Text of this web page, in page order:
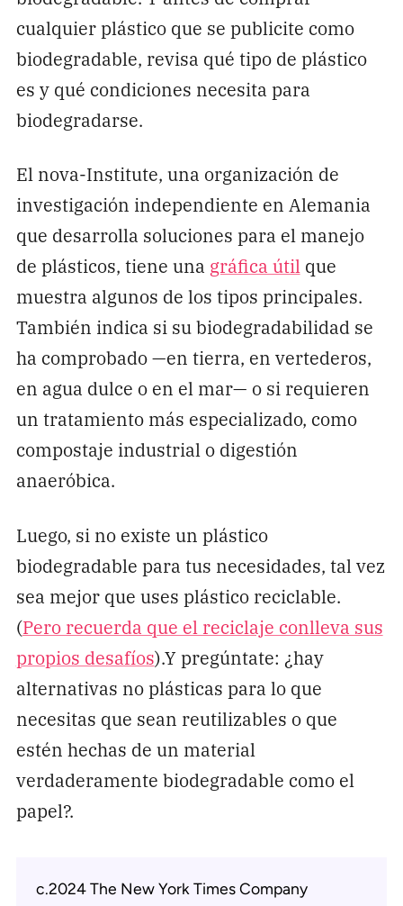
cualquier plástico que se publicite como
biodegradable, revisa qué tipo de plástico
es y qué condiciones necesita para
biodegradarse.
El nova-Institute, una organización de
investigación independiente en Alemania
que desarrolla soluciones para el manejo
de plásticos, tiene una gráfica útilque
muestra algunos de los tipos principales.
También indica si su biodegradabilidad se
ha comprobado —en tierra, en vertederos,
en agua dulce o en el mar— o si requieren
un tratamiento más especializado, como
compostaje industrial o digestión
anaeróbica.
Luego, si no existe un plástico
biodegradable para tus necesidades, tal vez
sea mejor que uses plástico reciclable.
(Pero recuerda que el reciclaje conlleva sus
propios desafíos).Y pregúntate: ¿hay
alternativas no plásticas para lo que
necesitas que sean reutilizables o que
estén hechas de un material
verdaderamente biodegradable como el
papel?.
c.2024 The New York Times Company